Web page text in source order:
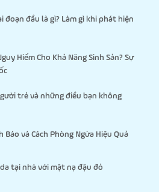
đoạn đầu là gì? Làm gì khi phát hiện
Hiểm Cho Khả Năng Sinh Sản? Sự
trẻ và những điều bạn không
Báo và Cách Phòng Ngừa Hiệu Quả
tại nhà với mặt nạ đậu đỏ